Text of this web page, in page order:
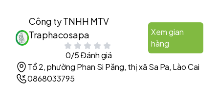
Công ty TNHH MTV
Traphacosapa
0/5 Đánh giá
Xem gian
hàng
Tổ 2, phường Phan Si Păng, thị xã Sa Pa, Lào Cai
0868033795